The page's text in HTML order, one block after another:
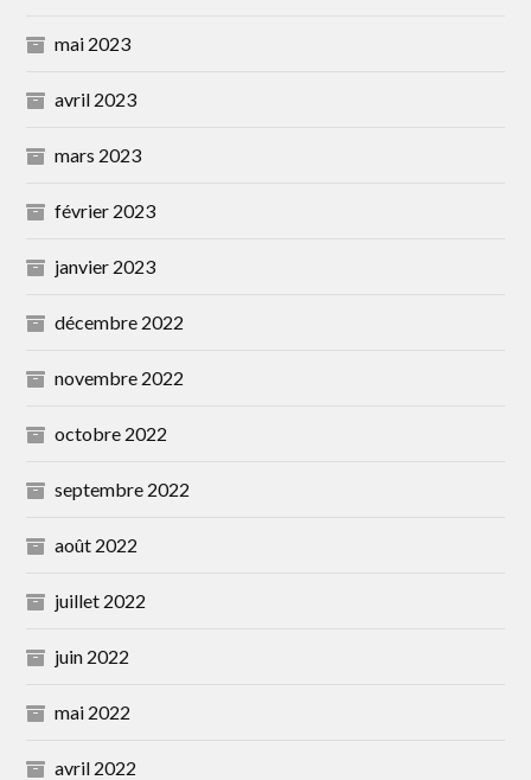
mai 2023
avril 2023
mars 2023
février 2023
janvier 2023
décembre 2022
novembre 2022
octobre 2022
septembre 2022
août 2022
juillet 2022
juin 2022
mai 2022
avril 2022